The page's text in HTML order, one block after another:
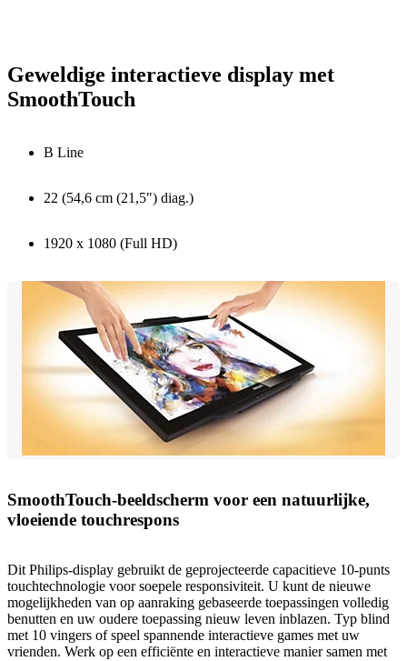
Geweldige interactieve display met
SmoothTouch
B Line
22 (54,6 cm (21,5") diag.)
1920 x 1080 (Full HD)
SmoothTouch-beeldscherm voor een natuurlijke,
vloeiende touchrespons
Dit Philips-display gebruikt de geprojecteerde capacitieve 10-punts
touchtechnologie voor soepele responsiviteit. U kunt de nieuwe
mogelijkheden van op aanraking gebaseerde toepassingen volledig
benutten en uw oudere toepassing nieuw leven inblazen. Typ blind
met 10 vingers of speel spannende interactieve games met uw
vrienden. Werk op een efficiënte en interactieve manier samen met